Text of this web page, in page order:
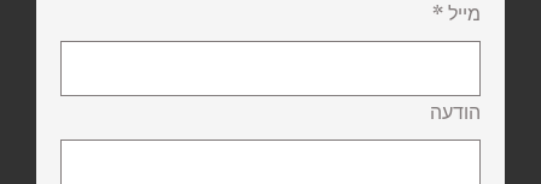
מייל*
הודעה